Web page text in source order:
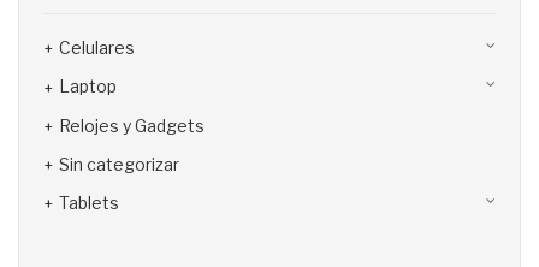
Celulares
Laptop
Relojes y Gadgets
Sin categorizar
Tablets